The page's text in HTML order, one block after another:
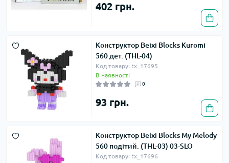
402 грн.
Конструктор Beixi Blocks Kuromi
560 дет. (THL-04)
Код товару: tx_17695
В наявності
0
93 грн.
Конструктор Beixi Blocks My Melody
560 подітий. (THL-03) 03-SLO
Код товару: tx_17696